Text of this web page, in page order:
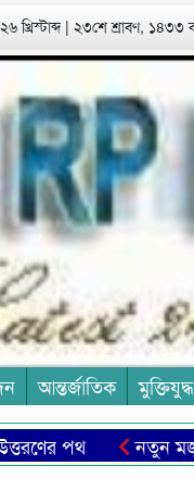
| ২৩শে শ্রাবণ, ১৪৩৩
আন্তর্জাতিক মুক্তিযুদ্ধ
নতুন মজুরী বোর্ড